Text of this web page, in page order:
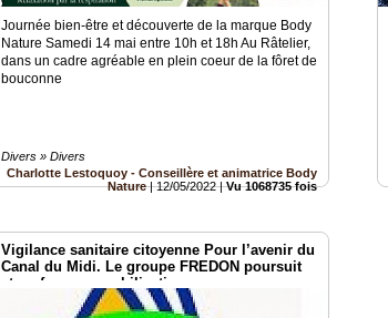
Journée bien-être et découverte de la marque Body
Nature Samedi 14 mai entre 10h et 18h Au Râtelier,
dans un cadre agréable en plein coeur de la fôret de
bouconne
Divers » Divers
Charlotte Lestoquoy - Conseillère et animatrice Body
Nature|12/05/2022|Vu 1068735 fois
Vigilance sanitaire citoyenne Pour l’avenir du
Canal du Midi. Le groupe FREDON poursuit
et renforce sa mobilisation